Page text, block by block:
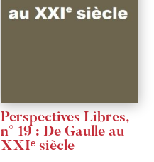
Perspectives Libres,
n° 19 : De Gaulle au
XXIᵉ siècle